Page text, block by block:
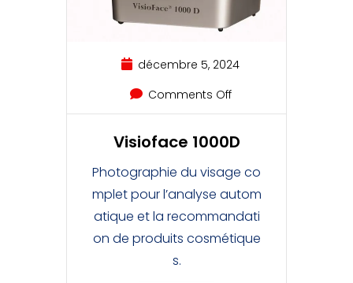
décembre 5, 2024
Comments Off
Visioface 1000D
Photographie du visage co
mplet pour l’analyse autom
atique et la recommandati
on de produits cosmétique
s.